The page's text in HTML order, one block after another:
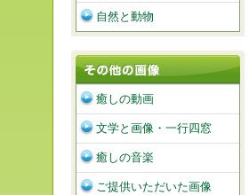
自然と動物
癒しの動画
文学と画像・一行四窓
癒しの音楽
ご提供いただいた画像